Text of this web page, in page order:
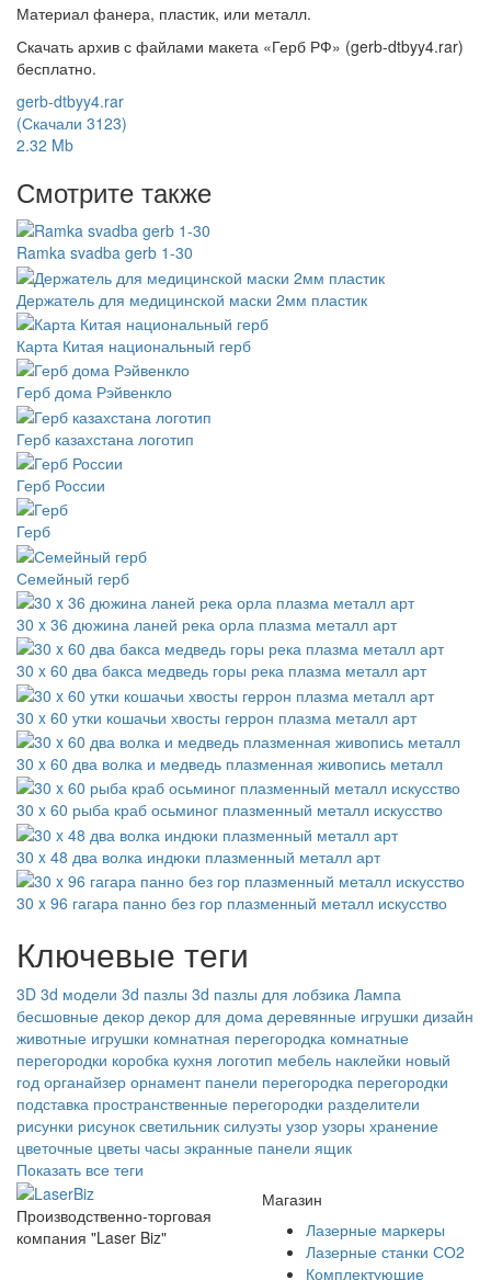
Материал фанера, пластик, или металл.
Скачать архив с файлами макета «Герб РФ» (gerb-dtbyy4.rar)
бесплатно.
gerb-dtbyy4.rar
(Скачали 3123)
2.32 Mb
Смотрите также
Ramka svadba gerb 1-30
Держатель для медицинской маски 2мм пластик
Карта Китая национальный герб
Герб дома Рэйвенкло
Герб казахстана логотип
Герб России
Герб
Семейный герб
30 x 36 дюжина ланей река орла плазма металл арт
30 x 60 два бакса медведь горы река плазма металл арт
30 x 60 утки кошачьи хвосты геррон плазма металл арт
30 x 60 два волка и медведь плазменная живопись металл
30 x 60 рыба краб осьминог плазменный металл искусство
30 x 48 два волка индюки плазменный металл арт
30 x 96 гагара панно без гор плазменный металл искусство
Ключевые теги
3D 3d модели 3d пазлы 3d пазлы для лобзика Лампа
бесшовные декор декор для дома деревянные игрушки дизайн
животные игрушки комнатная перегородка комнатные
перегородки коробка кухня логотип мебель наклейки новый
год органайзер орнамент панели перегородка перегородки
подставка пространственные перегородки разделители
рисунки рисунок светильник силуэты узор узоры хранение
цветочные цветы часы экранные панели ящик
Показать все теги
Производственно-торговая
компания "Laser Biz"
Магазин
Лазерные маркеры
Лазерные станки СО2
Комплектующие